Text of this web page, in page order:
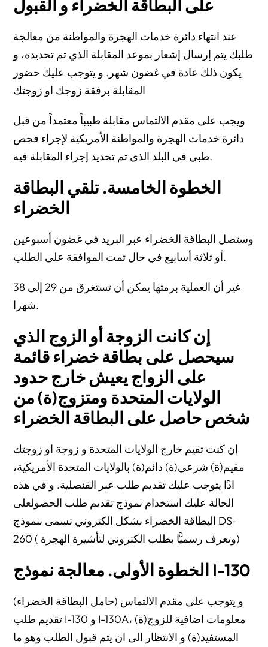
على البطاقة الخضراء و القبول
عند انتهاء دائرة خدمات الهجرة والمواطنة من معالجة
طلبك يتم إرسال إشعار بموعد المقابلة الذي تم تحديده، و
يكون ذلك عادة في غضون شهر. و يتوجب عليك حضور
المقابلة برفقة زوجك او زوجتك
ويجب على مقدم الالتماس مقابلة طبيباً معتمداً من قبل
دائرة خدمات الهجرة والمواطنة الأمريكية لإجراء فحص
طبي في البلد الذي تم تحديد إجراء المقابلة فيه.
الخطوة الخامسة. تلقي البطاقة
الخضراء
وستصل البطاقة الخضراء عبر البريد في غضون أسبوعين
أو ثلاثة أسابيع في حال تمت الموافقة على الطلب.
غير أن العملية برمتها يمكن أن تستغرق من 29 إلى 38
شهرا.
إن كانت الزوجة أو الزوج الذي
سيحصل على بطاقة خضراء قائمة
على الزواج يعيش خارج حدود
الولايات المتحدة ومتزوج(ة) من
شخص حاصل على البطاقة الخضراء
إن كنت تقيم خارج الولايات المتحدة و زوجة او زوجتك
مقيم(ة) شرعي(ة) دائم(ة) بالولايات المتحدة الأمريكية،
اذًا يتوجب عليك تقديم طلب عبر القنصلية. و في هذه
الحالة عليك استخدام نموذج تقديم طلب الحصولعلى
البطاقة الخضراء بشكل الكتروني تسمى بنموذج DS-
260 ( وتعرف رسميًّا بطلب الكتروني لتأشيرة الهجرة)
الخطوة الأولى. معالجة نموذج I-130
و يتوجب على مقدم الالتماس (حامل البطاقة الخضراء)
تقديم طلب I-130 و I-130A، معلومات اضافية للزوج(ة)
المستفيد(ة) و الانتظار الى ان يتم قبول الطلب وهو ما